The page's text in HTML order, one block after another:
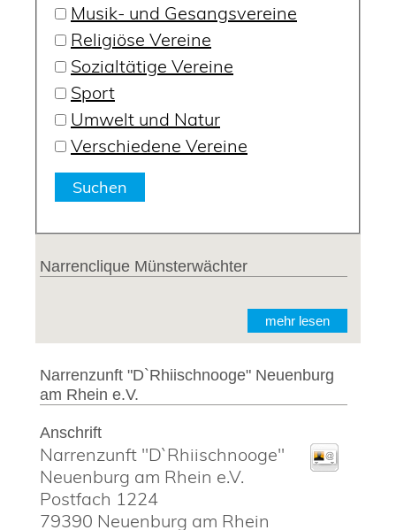
Musik- und Gesangsvereine
Religiöse Vereine
Sozialtätige Vereine
Sport
Umwelt und Natur
Verschiedene Vereine
Narrenclique Münsterwächter
mehr lesen
Narrenzunft "D`Rhiischnooge" Neuenburg
am Rhein e.V.
Anschrift
Narrenzunft "D`Rhiischnooge"
Neuenburg am Rhein e.V.
Postfach 1224
79390 Neuenburg am Rhein